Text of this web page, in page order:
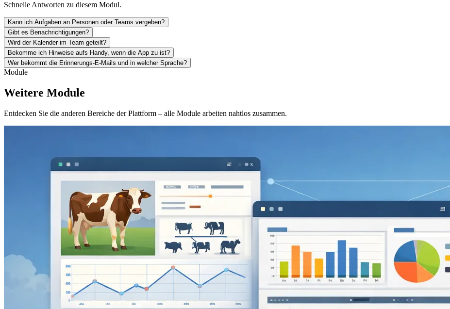
Schnelle Antworten zu diesem Modul.
Kann ich Aufgaben an Personen oder Teams vergeben?
Gibt es Benachrichtigungen?
Wird der Kalender im Team geteilt?
Bekomme ich Hinweise aufs Handy, wenn die App zu ist?
Wer bekommt die Erinnerungs-E-Mails und in welcher Sprache?
Module
Weitere Module
Entdecken Sie die anderen Bereiche der Plattform – alle Module arbeiten nahtlos zusammen.